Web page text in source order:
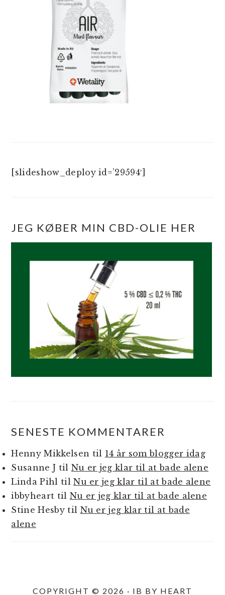
[slideshow_deploy id=’29594′]
JEG KØBER MIN CBD-OLIE HER
SENESTE KOMMENTARER
Henny Mikkelsen til 14 år som blogger idag
Susanne J til Nu er jeg klar til at bade alene
Linda Pihl tilNu er jeg klar til at bade alene
ibbyheart til Nu er jeg klar til at bade alene
Stine Hesbytil Nu er jeg klar til at bade
alene
COPYRIGHT © 2026 · IB BY HEART